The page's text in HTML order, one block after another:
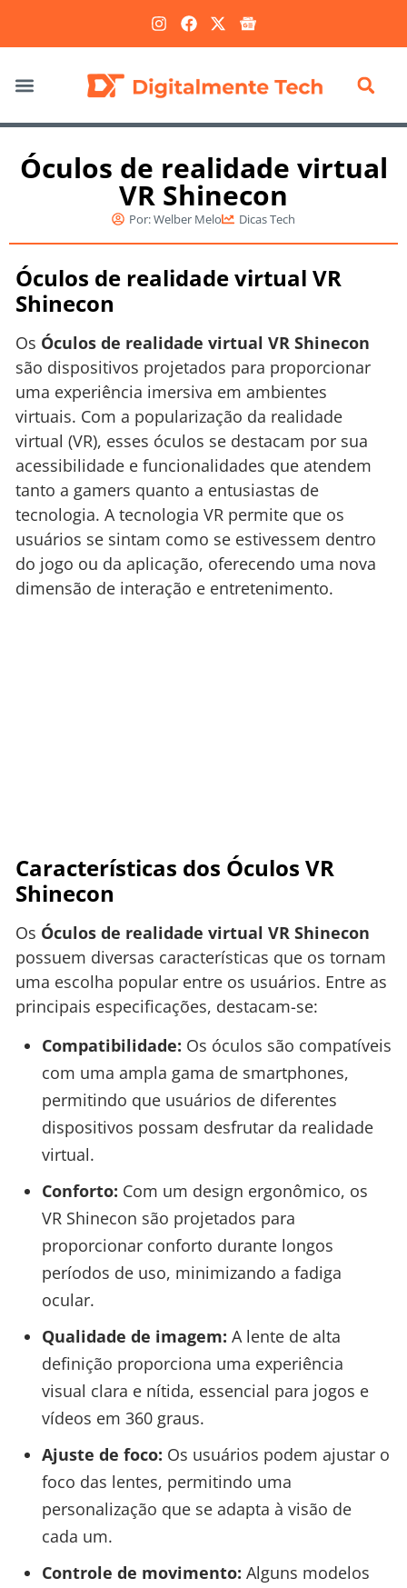
Óculos de realidade virtual
VR Shinecon
Por:Welber Melo Dicas Tech
Óculos de realidade virtual VR
Shinecon
Os Óculos de realidade virtual VR Shinecon
são dispositivos projetados para proporcionar
uma experiência imersiva em ambientes
virtuais. Com a popularização da realidade
virtual (VR), esses óculos se destacam por sua
acessibilidade e funcionalidades que atendem
tanto a gamers quanto a entusiastas de
tecnologia. A tecnologia VR permite que os
usuários se sintam como se estivessem dentro
do jogo ou da aplicação, oferecendo uma nova
dimensão de interação e entretenimento.
Características dos Óculos VR
Shinecon
Os Óculos de realidade virtual VR Shinecon
possuem diversas características que os tornam
uma escolha popular entre os usuários. Entre as
principais especificações, destacam-se:
Compatibilidade: Os óculos são compatíveis
com uma ampla gama de smartphones,
permitindo que usuários de diferentes
dispositivos possam desfrutar da realidade
virtual.
Conforto: Com um design ergonômico, os
VR Shinecon são projetados para
proporcionar conforto durante longos
períodos de uso, minimizando a fadiga
ocular.
Qualidade de imagem: A lente de alta
definição proporciona uma experiência
visual clara e nítida, essencial para jogos e
vídeos em 360 graus.
Ajuste de foco: Os usuários podem ajustar o
foco das lentes, permitindo uma
personalização que se adapta à visão de
cada um.
Controle de movimento: Alguns modelos